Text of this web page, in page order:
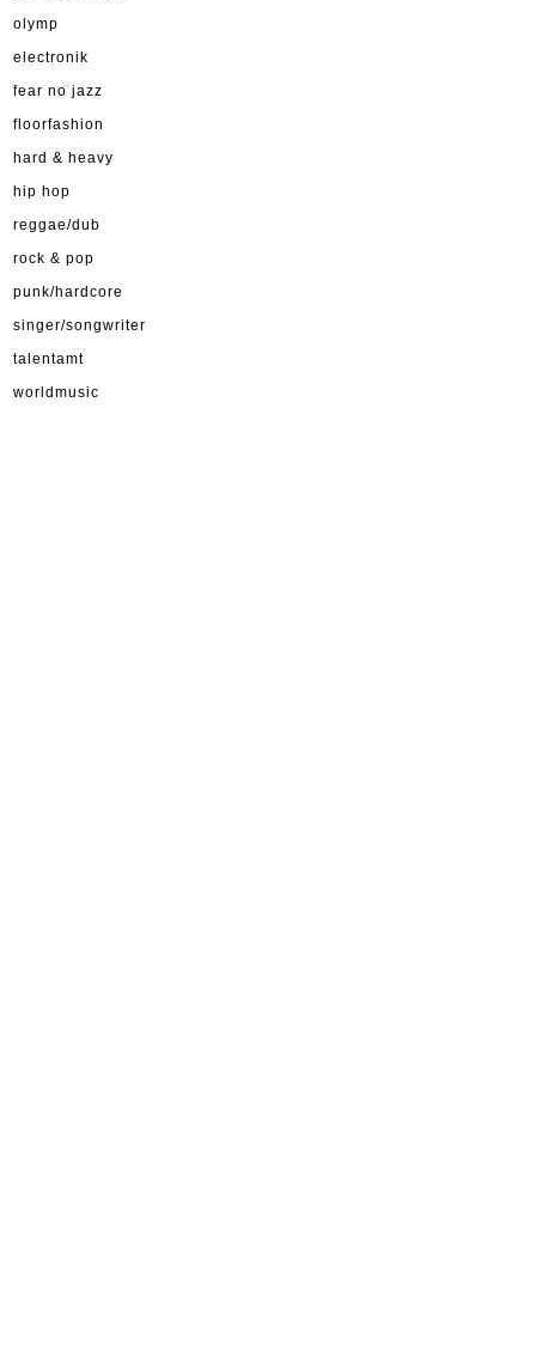
olymp
electronik
fear no jazz
floorfashion
hard & heavy
hip hop
reggae/dub
rock & pop
punk/hardcore
singer/songwriter
talentamt
worldmusic